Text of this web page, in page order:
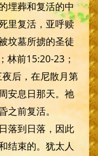
埋葬和复活的中
里复活，亚呼赎
坟墓所掳的圣徒
林前15:20-23；
后，在尼散月第
安息日那天。祂
之前复活。
落到日落，因此
结束的。犹太人